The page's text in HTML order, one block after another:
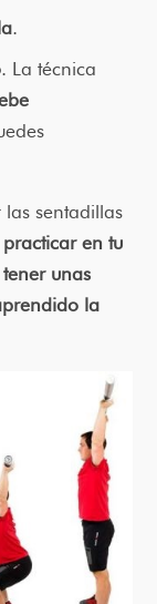
.
. La técnica
sentadillas
practicar en tu
tener unas
la